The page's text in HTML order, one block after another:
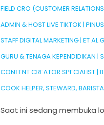
FIELD CRO (CUSTOMER
ADMIN & HOST LIVE TIKTOK |
STAFF DIGITAL MARKETING | ET
GURU & TENAGA KEPENDIDIKAN |
CONTENT CREATOR SPECIALIST |
COOK HELPER, STEWARD,
Saat ini sedang membuka